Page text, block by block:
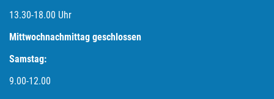
13.30-18.00 Uhr
Mittwochnachmittag geschlossen
Samstag:
9.00-12.00